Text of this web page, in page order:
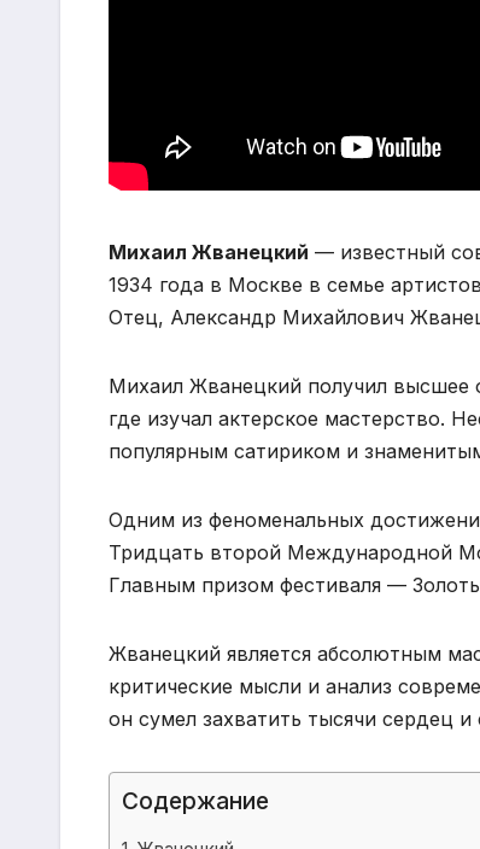
Михаил Жванецкий — известный
1934 года в Москве в семье
Отец, Александр Михайлович
Михаил Жванецкий получил высшее
где изучал актерское мастерство.
популярным сатириком и
Одним из феноменальных
Тридцать второй Международной
Главным призом фестиваля —
Жванецкий является абсолютным
критические мысли и анализ
он сумел захватить тысячи сердец
Содержание